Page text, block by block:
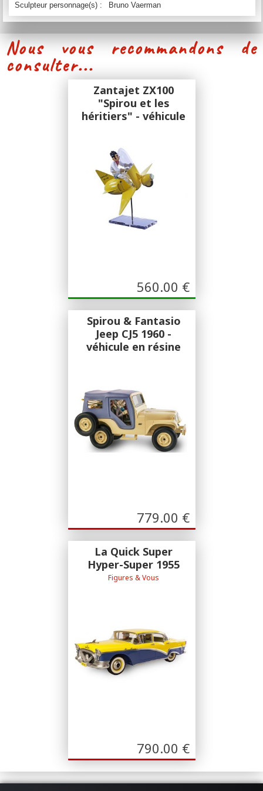
Sculpteur personnage(s) : Bruno Vaerman
Nous vous recommandons de
consulter...
Zantajet ZX100
"Spirou et les
héritiers" - véhicule
Figures & Vous
Garage de Franquin
560.00 €
Spirou & Fantasio
Jeep CJ5 1960 -
véhicule en résine
véhicule en résine 30 cm
779.00 €
La Quick Super
Hyper-Super 1955
Figures & Vous
790.00 €